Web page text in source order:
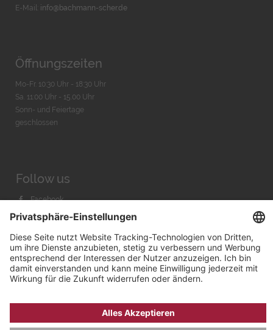
E-Mail: info@bachmann-scher.de
Öffnungszeiten
Mo-Fr. 10:30 Uhr - 18:30 Uhr
Sa. 11:00 Uhr - 15.00 Uhr
Sonn- und Feiertage
geschlossen
Follow us
Facebook
Instagram
Youtube
Bachmann & Scher GmbH / Watchandco GmbH